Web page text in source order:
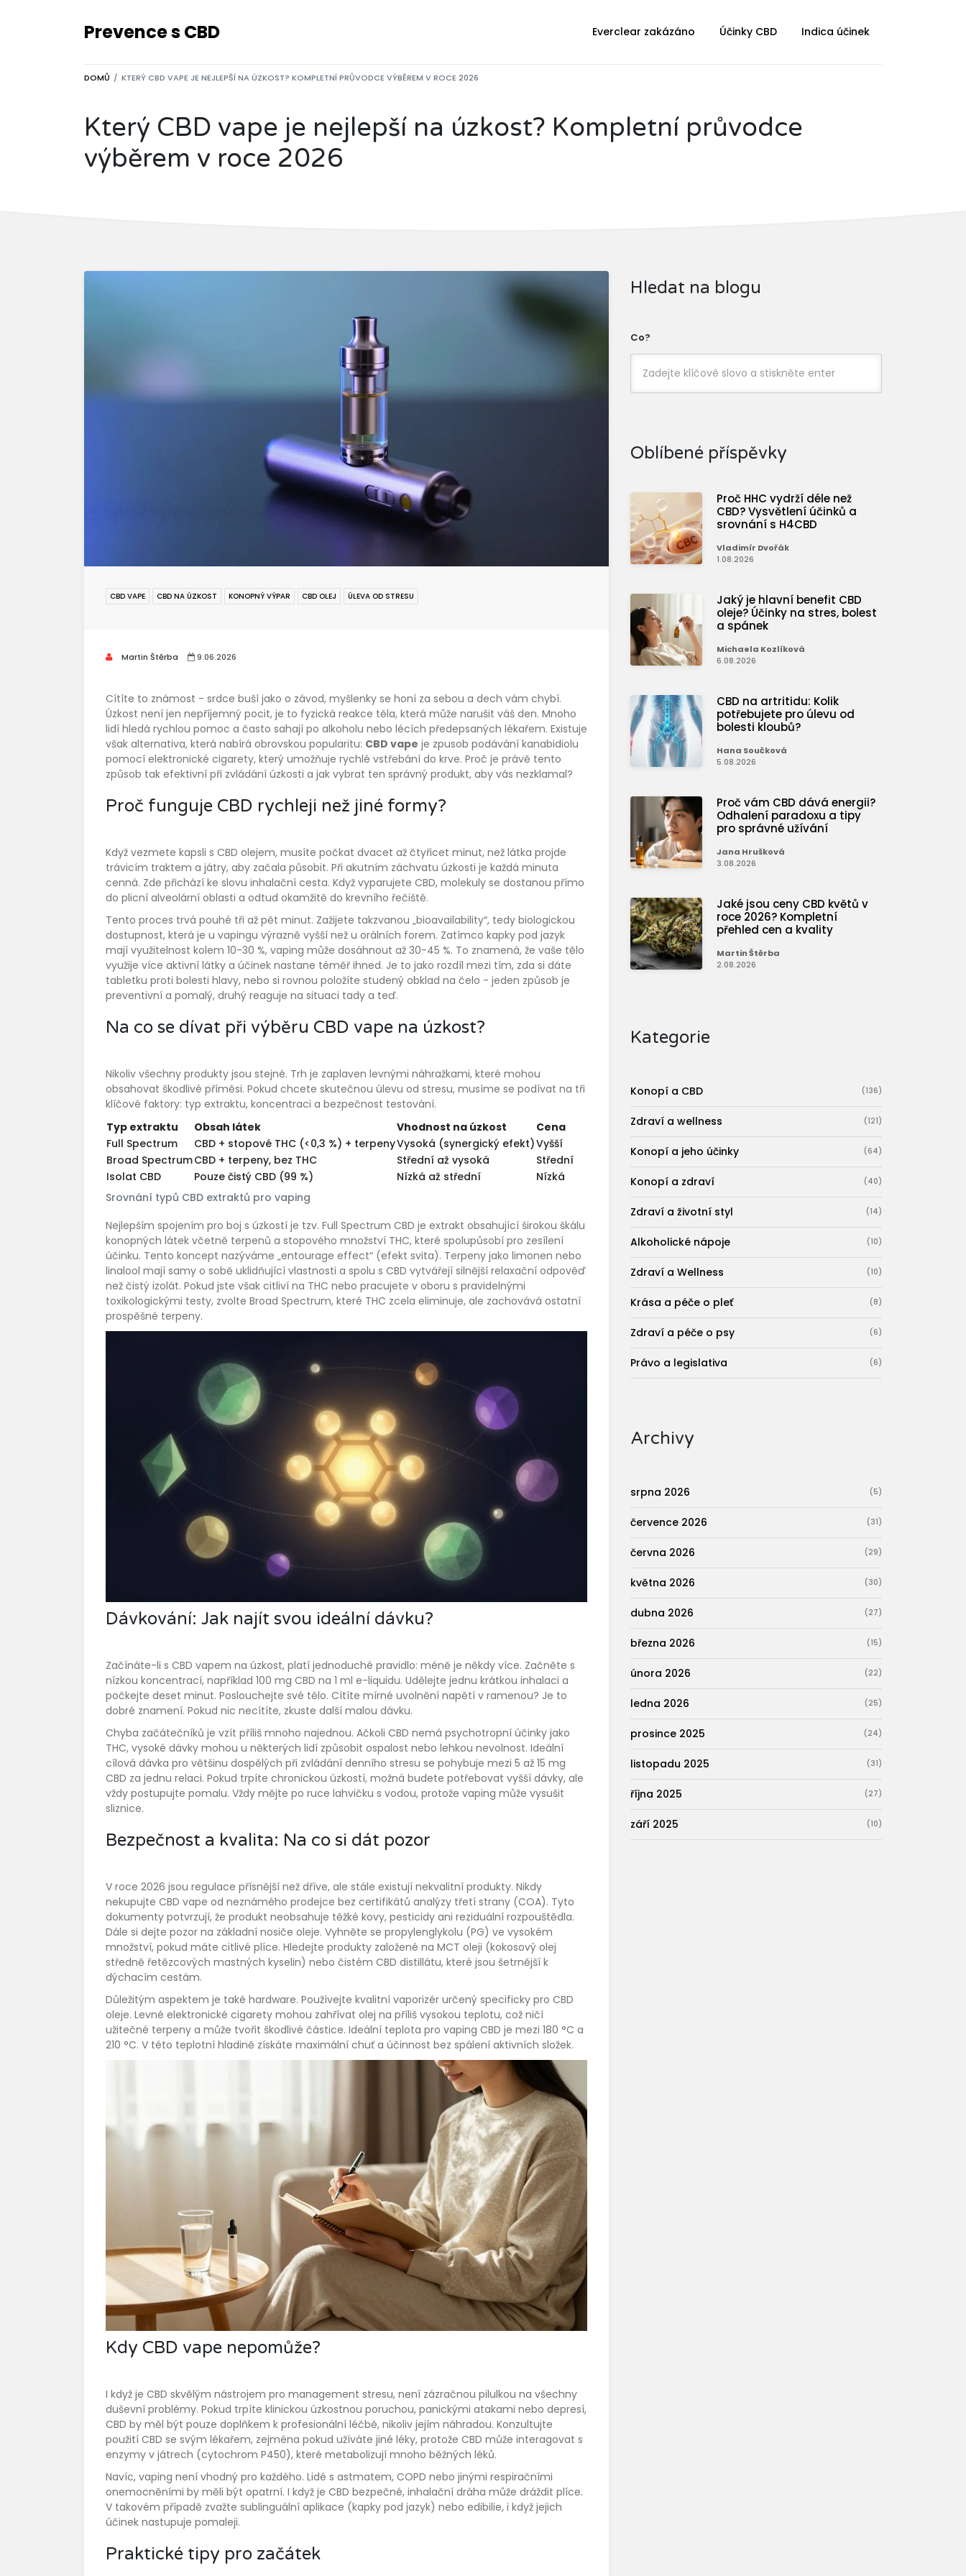
Prevence s CBD Everclear zakázáno Účinky CBD Indica účinek
DOMŮ KTERÝ CBD VAPE JE NEJLEPŠÍ NA ÚZKOST? KOMPLETNÍ PRŮVODCE VÝBĚREM V ROCE 2026
Který CBD vape je nejlepší na úzkost? Kompletní průvodce
výběrem v roce 2026
CBD VAPE CBD NA ÚZKOST KONOPNÝ VÝPAR CBD OLEJ ÚLEVA OD STRESU
Martin Štěrba 9.06.2026
Cítíte to známost - srdce buší jako o závod, myšlenky se honí za sebou a dech vám chybí.
Úzkost není jen nepříjemný pocit, je to fyzická reakce těla, která může narušit váš den. Mnoho
lidí hledá rychlou pomoc a často sahají po alkoholu nebo lécích předepsaných lékařem. Existuje
však alternativa, která nabírá obrovskou popularitu: CBD vape je zpusob podávání kanabidiolu
pomocí elektronické cigarety, který umožňuje rychlé vstřebání do krve. Proč je právě tento
způsob tak efektivní při zvládání úzkosti a jak vybrat ten správný produkt, aby vás nezklamal?
Proč funguje CBD rychleji než jiné formy?
Když vezmete kapsli s CBD olejem, musíte počkat dvacet až čtyřicet minut, než látka projde
trávicím traktem a játry, aby začala působit. Při akutním záchvatu úzkosti je každá minuta
cenná. Zde přichází ke slovu inhalační cesta. Když vyparujete CBD, molekuly se dostanou přímo
do plicní alveolární oblasti a odtud okamžitě do krevního řečiště.
Tento proces trvá pouhé tři až pět minut. Zažijete takzvanou „bioavailability“, tedy biologickou
dostupnost, která je u vapingu výrazně vyšší než u orálních forem. Zatímco kapky pod jazyk
mají využitelnost kolem 10-30 %, vaping může dosáhnout až 30-45 %. To znamená, že vaše tělo
využije více aktivní látky a účinek nastane téměř ihned. Je to jako rozdíl mezi tím, zda si dáte
tabletku proti bolesti hlavy, nebo si rovnou položíte studený obklad na čelo - jeden způsob je
preventivní a pomalý, druhý reaguje na situaci tady a teď.
Na co se dívat při výběru CBD vape na úzkost?
Nikoliv všechny produkty jsou stejné. Trh je zaplaven levnými náhražkami, které mohou
obsahovat škodlivé příměsi. Pokud chcete skutečnou úlevu od stresu, musíme se podívat na tři
klíčové faktory: typ extraktu, koncentraci a bezpečnost testování.
Srovnání typů CBD extraktů pro vaping
Typ extraktu Obsah látek Vhodnost na úzkost
Cena
Full Spectrum
CBD + stopové THC (<0,3 %) + terpenyVysoká (synergický efekt)Vyšší
Broad SpectrumCBD + terpeny, bez THC Střední až vysoká
Střední
Isolat CBD
Pouze čistý CBD (99 %) Nízká až střední Nízká
Nejlepším spojením pro boj s úzkostí je tzv. Full Spectrum CBD je extrakt obsahující širokou škálu
konopných látek včetně terpenů a stopového množství THC, které spolupůsobí pro zesílení
účinku. Tento koncept nazýváme „entourage effect“ (efekt svita). Terpeny jako limonen nebo
linalool mají samy o sobě uklidňující vlastnosti a spolu s CBD vytvářejí silnější relaxační odpověď
než čistý izolát. Pokud jste však citliví na THC nebo pracujete v oboru s pravidelnými
toxikologickými testy, zvolte Broad Spectrum, které THC zcela eliminuje, ale zachovává ostatní
prospěšné terpeny.
Dávkování: Jak najít svou ideální dávku?
Začínáte-li s CBD vapem na úzkost, platí jednoduché pravidlo: méně je někdy více. Začněte s
nízkou koncentrací, například 100 mg CBD na 1 ml e-liquidu. Udělejte jednu krátkou inhalaci a
počkejte deset minut. Poslouchejte své tělo. Cítíte mírné uvolnění napětí v ramenou? Je to
dobré znamení. Pokud nic necítíte, zkuste další malou dávku.
Chyba začátečníků je vzít příliš mnoho najednou. Ačkoli CBD nemá psychotropní účinky jako
THC, vysoké dávky mohou u některých lidí způsobit ospalost nebo lehkou nevolnost. Ideální
cílová dávka pro většinu dospělých při zvládání denního stresu se pohybuje mezi 5 až 15 mg
CBD za jednu relaci. Pokud trpíte chronickou úzkostí, možná budete potřebovat vyšší dávky, ale
vždy postupujte pomalu. Vždy mějte po ruce lahvičku s vodou, protože vaping může vysušit
sliznice.
Bezpečnost a kvalita: Na co si dát pozor
V roce 2026 jsou regulace přísnější než dříve, ale stále existují nekvalitní produkty. Nikdy
nekupujte CBD vape od neznámého prodejce bez certifikátů analýzy třetí strany (COA). Tyto
dokumenty potvrzují, že produkt neobsahuje těžké kovy, pesticidy ani reziduální rozpouštědla.
Dále si dejte pozor na základní nosiče oleje. Vyhněte se propylenglykolu (PG) ve vysokém
množství, pokud máte citlivé plíce. Hledejte produkty založené na MCT oleji (kokosový olej
středně řetězcových mastných kyselin) nebo čistém CBD distillátu, které jsou šetrnější k
dýchacím cestám.
Důležitým aspektem je také hardware. Používejte kvalitní vaporizér určený specificky pro CBD
oleje. Levné elektronické cigarety mohou zahřívat olej na příliš vysokou teplotu, což ničí
užitečné terpeny a může tvořit škodlivé částice. Ideální teplota pro vaping CBD je mezi 180 °C a
210 °C. V této teplotní hladině získáte maximální chuť a účinnost bez spálení aktivních složek.
Kdy CBD vape nepomůže?
I když je CBD skvělým nástrojem pro management stresu, není zázračnou pilulkou na všechny
duševní problémy. Pokud trpíte klinickou úzkostnou poruchou, panickými atakami nebo depresí,
CBD by měl být pouze doplňkem k profesionální léčbě, nikoliv jejím náhradou. Konzultujte
použití CBD se svým lékařem, zejména pokud užíváte jiné léky, protože CBD může interagovat s
enzymy v játrech (cytochrom P450), které metabolizují mnoho běžných léků.
Navíc, vaping není vhodný pro každého. Lidé s astmatem, COPD nebo jinými respiračními
onemocněními by měli být opatrní. I když je CBD bezpečné, inhalační dráha může dráždit plíce.
V takovém případě zvažte sublinguální aplikace (kapky pod jazyk) nebo edibilie, i když jejich
účinek nastupuje pomaleji.
Praktické tipy pro začátek
Hledat na blogu
Co?
Oblíbené příspěvky
Proč HHC vydrží déle než
CBD? Vysvětlení účinků a
srovnání s H4CBD
Vladimír Dvořák
1.08.2026
Jaký je hlavní benefit CBD
oleje? Účinky na stres, bolest
a spánek
Michaela Kozlíková
6.08.2026
CBD na artritidu: Kolik
potřebujete pro úlevu od
bolesti kloubů?
Hana Součková
5.08.2026
Proč vám CBD dává energii?
Odhalení paradoxu a tipy
pro správné užívání
Jana Hrušková
3.08.2026
Jaké jsou ceny CBD květů v
roce 2026? Kompletní
přehled cen a kvality
Martin Štěrba
2.08.2026
Kategorie
Konopí a CBD (136)
Zdraví a wellness (121)
Konopí a jeho účinky (64)
Konopí a zdraví (40)
Zdraví a životní styl (14)
Alkoholické nápoje (10)
Zdraví a Wellness (10)
Krása a péče o pleť (8)
Zdraví a péče o psy (6)
Právo a legislativa (6)
Archivy
srpna 2026 (5)
července 2026 (31)
června 2026 (29)
května 2026 (30)
dubna 2026 (27)
března 2026 (15)
února 2026 (22)
ledna 2026 (25)
prosince 2025 (24)
listopadu 2025 (31)
října 2025 (27)
září 2025 (10)